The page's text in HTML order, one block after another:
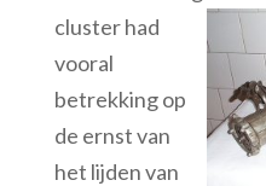
cluster had
vooral
betrekking op
de ernst van
het lijden van